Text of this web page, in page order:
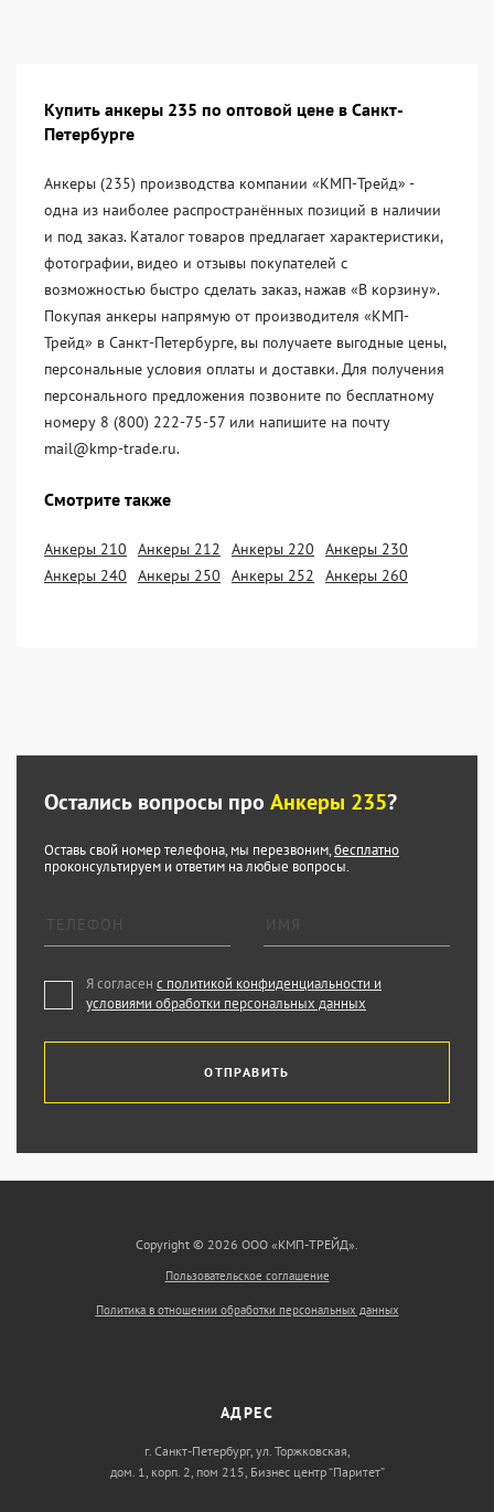
Купить анкеры 235 по оптовой цене в Санкт-
Петербурге
Анкеры (235) производства компании «KМП-Трейд» -
одна из наиболее распространённых позиций в наличии
и под заказ. Каталог товаров предлагает характеристики,
фотографии, видео и отзывы покупателей с
возможностью быстро сделать заказ, нажав «В корзину».
Покупая анкеры напрямую от производителя «KМП-
Трейд» в Санкт-Петербурге, вы получаете выгодные цены,
персональные условия оплаты и доставки. Для получения
персонального предложения позвоните по бесплатному
номеру 8 (800) 222-75-57 или напишите на почту
mail@kmp-trade.ru.
Смотрите также
Анкеры 210 Анкеры 212 Анкеры 220
Анкеры 230
Анкеры 240
Анкеры 250 Анкеры 252 Анкеры 260
Остались вопросы про Анкеры 235?
Оставь свой номер телефона, мы перезвоним,бесплатно
проконсультируем и ответим на любые вопросы.
Я согласен с политикой конфиденциальности и
условиями обработки персональных данных
ОТПРАВИТЬ
Copyright © 2026 ООО «КМП-ТРЕЙД».
Пользовательское соглашение
Политика в отношении обработки персональных данных
АДРЕС
г. Санкт-Петербург, ул. Торжковская,
дом. 1, корп. 2, пом 215, Бизнес центр “Паритет”